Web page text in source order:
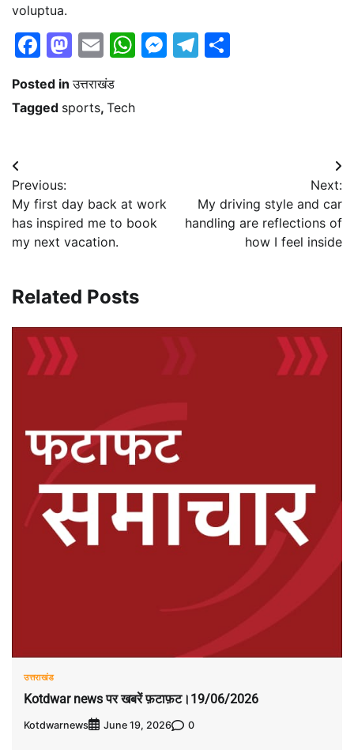
voluptua.
Facebook
Mastodon
EmailWhatsApp
Messenger
Telegram
Posted inउत्तराखंड
Tagged sports, Tech
Post
navigation
Previous:
My first day back at work
has inspired me to book
my next vacation.
Next:
My driving style and car
handling are reflections of
how I feel inside
Related Posts
उत्तराखंड
Kotdwar news पर खबरें फ़टाफ़ट।19/06/2026
Kotdwarnews June 19, 2026 0